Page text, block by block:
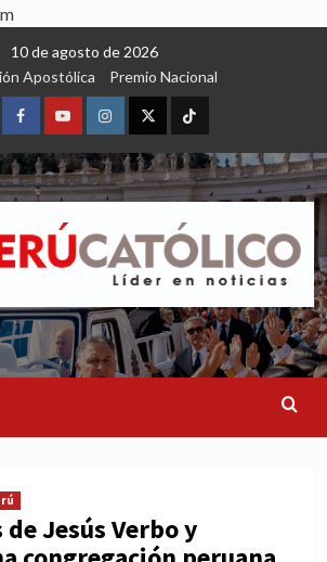
10 de agosto de 2026
Apostólica
Premio Nacional
FacebookYoutubeInstagram
X TikTok
de Jesús Verbo y